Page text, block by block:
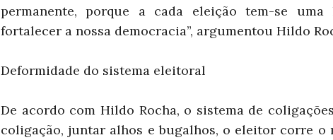
permanente, porque a cada eleição tem-se
fortalecer a nossa democracia”, argumentou Hildo
Deformidade do sistema eleitoral
De acordo com Hildo Rocha, o sistema de
coligação, juntar alhos e bugalhos, o eleitor corre o